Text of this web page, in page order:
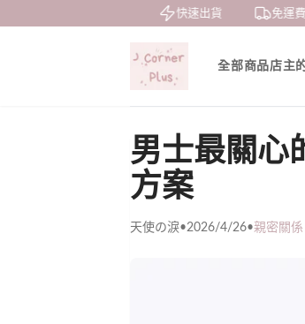
快速出貨 免運費
全部商品店主
男士最關心
方案
天使の淚•2026/4/26•親密關係